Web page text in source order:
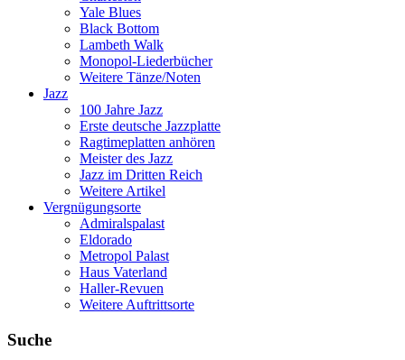
Yale Blues
Black Bottom
Lambeth Walk
Monopol-Liederbücher
Weitere Tänze/Noten
Jazz
100 Jahre Jazz
Erste deutsche Jazzplatte
Ragtimeplatten anhören
Meister des Jazz
Jazz im Dritten Reich
Weitere Artikel
Vergnügungsorte
Admiralspalast
Eldorado
Metropol Palast
Haus Vaterland
Haller-Revuen
Weitere Auftrittsorte
Suche